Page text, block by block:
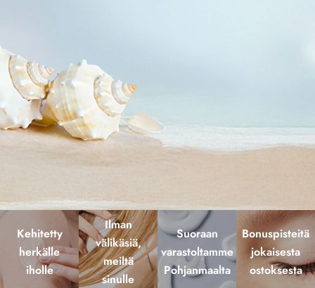
Kehitetty
herkälle
iholle
Ilman
välikäsiä,
meiltä
sinulle
Suoraan
varastoltamme
Pohjanmaalta
Bonuspisteitä
jokaisesta
ostoksesta